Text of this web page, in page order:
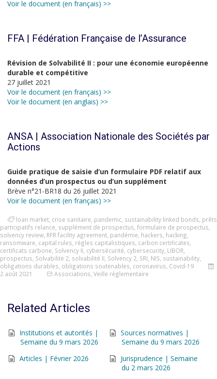
Voir le document (en français) >>
FFA | Fédération Française de l’Assurance
Révision de Solvabilité II : pour une économie européenne
durable et compétitive
27 juillet 2021
Voir le document (en français) >>
Voir le document (en anglais) >>
ANSA | Association Nationale des Sociétés par
Actions
Guide pratique de saisie d’un formulaire PDF relatif aux
données d’un prospectus ou d’un supplément
Brève n°21-BR18 du 26 juillet 2021
Voir le document (en français) >>
loan market crise sanitaire pandemic sustainability linked bonds prêts
participatifs relance supplément de prospectus formulaire de prospectus
solvency review RFR facility agreement pandémie hackers hacking
ransomware capital rules règles capitalistiques carbon certificates
certificats carbone Solvency II cybersécurité cybersecurity LIBOR
prospectus Solvabilité 2 solvabilité II Solvency 2 SRI NIS sustainability
obligations durables obligations soutenables coronavirus Covid-19
2 août 2021
Associations Veille réglementaire
Related Articles
Institutions et autorités |
Semaine du 9 mars 2026
Sources normatives |
Semaine du 9 mars 2026
Articles | Février 2026
Jurisprudence | Semaine
du 2 mars 2026